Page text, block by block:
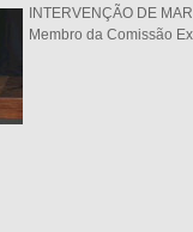
INTERVENÇÃO DE
Membro da Comissão